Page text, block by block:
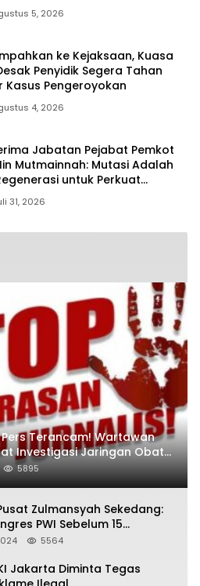
5, 2026
ke Kejaksaan, Kuasa
Penyidik Segera Tahan
Kasus Pengeroyokan
4, 2026
Jabatan Pejabat Pemkot
Mutmainnah: Mutasi Adalah
untuk Perkuat
Publik
31, 2026
Terancam! Wartawan
Investigasi Jaringan Obat
5895
Zulmansyah Sekedang:
PWI Sebelum 15
5564
Jakarta Diminta Tegas